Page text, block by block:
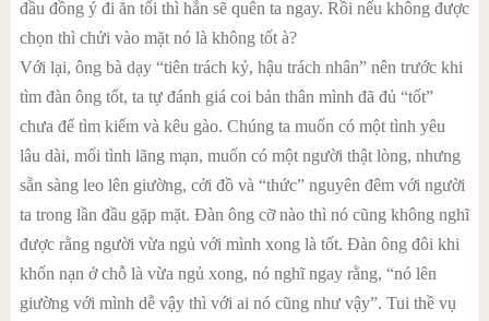
đầu đồng ý đi ăn tối thì hắn sẽ quên ta ngay. Rồi nếu không được
chọn thì chửi vào mặt nó là không tốt à?
Với lại, ông bà dạy “tiên trách kỷ, hậu trách nhân” nên trước khi
tìm đàn ông tốt, ta tự đánh giá coi bản thân mình đã đủ “tốt”
chưa để tìm kiếm và kêu gào. Chúng ta muốn có một tình yêu
lâu dài, mối tình lãng mạn, muốn có một người thật lòng, nhưng
sẵn sàng leo lên giường, cởi đồ và “thức” nguyên đêm với người
ta trong lần đầu gặp mặt. Đàn ông cỡ nào thì nó cũng không nghĩ
được rằng người vừa ngủ với mình xong là tốt. Đàn ông đôi khi
khốn nạn ở chỗ là vừa ngủ xong, nó nghĩ ngay rằng, “nó lên
giường với mình dễ vậy thì với ai nó cũng như vậy”. Tui thề vụ